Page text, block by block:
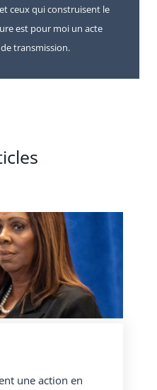
ceux qui construisent le
est pour moi un acte
transmission.
une action en